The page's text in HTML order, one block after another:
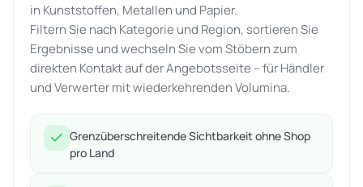
in Kunststoffen, Metallen und Papier.
Filtern Sie nach Kategorie und Region, sortieren Sie
Ergebnisse und wechseln Sie vom Stöbern zum
direkten Kontakt auf der Angebotsseite – für Händler
und Verwerter mit wiederkehrenden Volumina.
Grenzüberschreitende Sichtbarkeit ohne Shop
pro Land